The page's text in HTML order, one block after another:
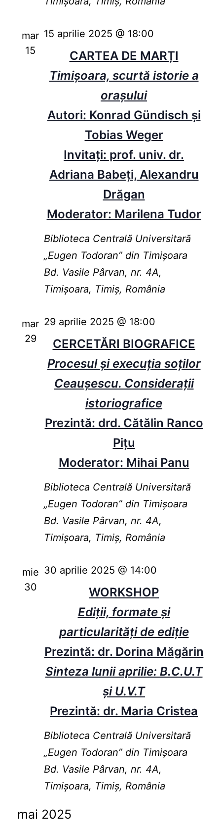
mar
15
CARTEA DE MARȚI
Timişoara, scurtă istorie a
orașului
Autori: Konrad Gündisch și
Tobias Weger
Invitați: prof. univ. dr.
Adriana Babeți, Alexandru
Drăgan
Moderator: Marilena Tudor
15 aprilie 2025 @ 18:00
Biblioteca Centrală Universitară
„Eugen Todoran” din Timişoara
Bd. Vasile Pârvan, nr. 4A,
Timișoara, Timiș, România
mar
29
CERCETĂRI BIOGRAFICE
Procesul și execuția soților
Ceaușescu. Considerații
istoriografice
Prezintă: drd. Cătălin Ranco
Pițu
Moderator: Mihai Panu
29 aprilie 2025 @ 18:00
Biblioteca Centrală Universitară
„Eugen Todoran” din Timişoara
Bd. Vasile Pârvan, nr. 4A,
Timișoara, Timiș, România
mie
30
WORKSHOP
Ediții, formate și
particularități de ediție
Prezintă: dr. Dorina Măgărin
Sinteza lunii aprilie: B.C.U.T
și U.V.T
Prezintă: dr. Maria Cristea
30 aprilie 2025 @ 14:00
Biblioteca Centrală Universitară
„Eugen Todoran” din Timişoara
Bd. Vasile Pârvan, nr. 4A,
Timișoara, Timiș, România
mai 2025